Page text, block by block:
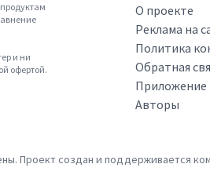
и ни
офертой.
О проекте
Реклама на
Политика
Обратная
Приложение
Авторы
Проект создан и поддерживается